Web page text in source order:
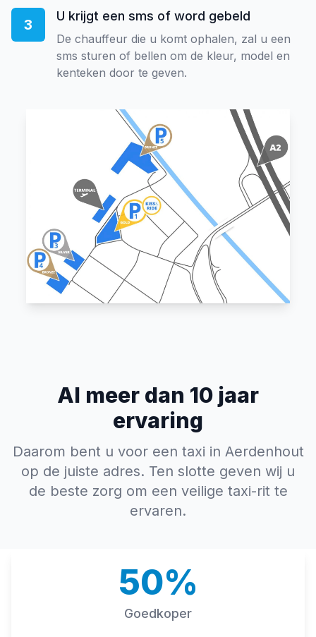
3
U krijgt een sms of word gebeld
De chauffeur die u komt ophalen, zal u een
sms sturen of bellen om de kleur, model en
kenteken door te geven.
Al meer dan 10 jaar
ervaring
Daarom bent u voor een taxi in Aerdenhout
op de juiste adres. Ten slotte geven wij u
de beste zorg om een veilige taxi-rit te
ervaren.
Goedkoper
50%